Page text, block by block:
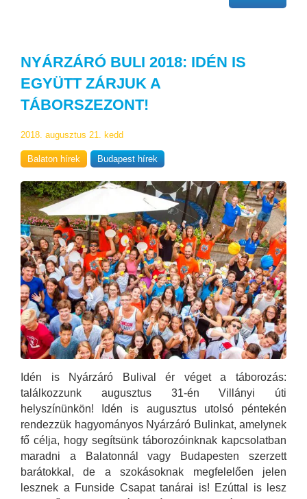
NYÁRZÁRÓ BULI 2018: IDÉN IS
EGYÜTT ZÁRJUK A
TÁBORSZEZONT!
2018. augusztus 21. kedd
Balaton hírek Budapest hírek
Idén is Nyárzáró Bulival ér véget a táborozás:
találkozzunk augusztus 31-én Villányi úti
helyszínünkön! Idén is augusztus utolsó péntekén
rendezzük hagyományos Nyárzáró Bulinkat, amelynek
fő célja, hogy segítsünk táborozóinknak kapcsolatban
maradni a Balatonnál vagy Budapesten szerzett
barátokkal, de a szokásoknak megfelelően jelen
lesznek a Funside Csapat tanárai is! Ezúttal is lesz